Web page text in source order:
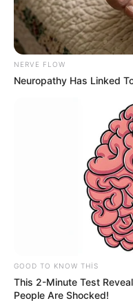
20:59 / 15 May 2026
Ət bahalaşacaq -
açıqlandı
KEÇİDLƏR
NERVE FLOW
Neuropathy Has Linked
GOOD TO KNOW THIS
This 2-Minute Test
People Are Shocked!